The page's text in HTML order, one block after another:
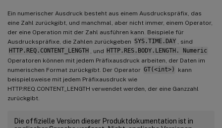
Ein numerischer Ausdruck besteht aus einem Ausdruckspräfix, das
eine Zahl zurückgibt, und manchmal, aber nicht immer, einem Operator,
der eine Operation mit der Zahl ausführen kann. Beispiele für
Ausdruckspräfixe, die Zahlen zurückgeben SYS.TIME.DAY
, sind
HTTP.REQ.CONTENT_LENGTH
, und HTTP.RES.BODY.LENGTH. Numeric
Operatoren können mit jedem Präfixausdruck arbeiten, der Daten im
numerischen Format zurückgibt. Der Operator GT(<int>)
kann
beispielsweise mit jedem Präfixausdruck wie
HTTP.REQ.CONTENT_LENGTH verwendet werden, der eine Ganzzahl
zurückgibt.
Die offizielle Version dieser Produktdokumentation ist in